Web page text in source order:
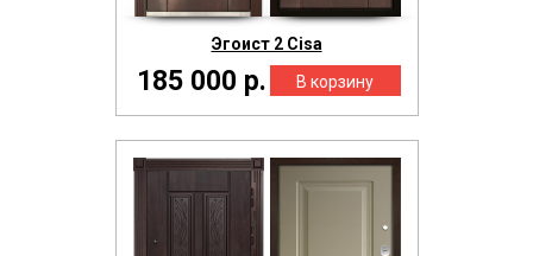
Эгоист 2 Cisa
185 000 р.